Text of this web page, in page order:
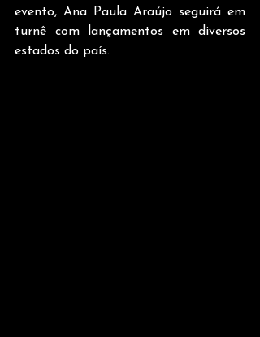
evento, Ana Paula Araújo seguirá em
turnê com lançamentos em diversos
estados do país.